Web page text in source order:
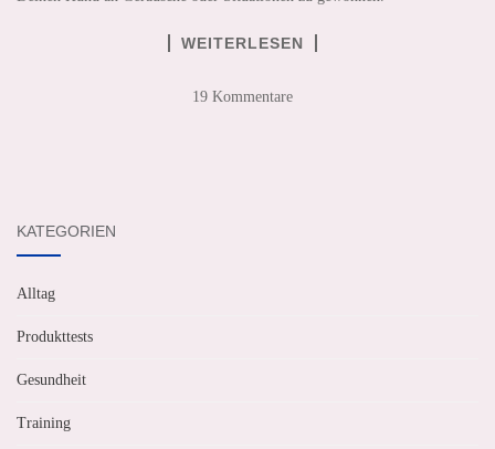
WEITERLESEN
19 Kommentare
KATEGORIEN
Alltag
Produkttests
Gesundheit
Training